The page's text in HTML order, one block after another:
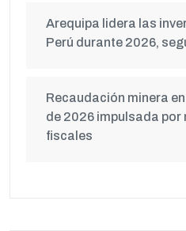
Arequipa lidera las
Perú durante 2026,
Recaudación minera
de 2026 impulsada
fiscales